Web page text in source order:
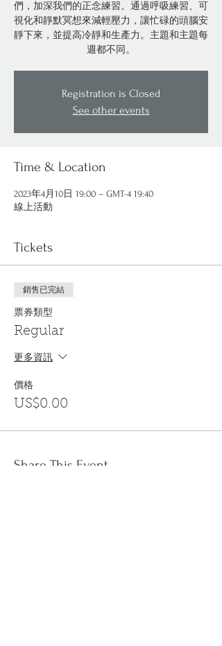
們，加深我們的正念練習。通過呼吸練習、可
視化和靜默冥想來減輕壓力，讓忙碌的頭腦安
靜下來，並提高冷靜和生產力。主題和主題每
週都不同。
Registration is Closed
See other events
Time & Location
2023年4月10日 19:00 – GMT-4 19:40
線上活動
Tickets
銷售已完結
票券類型
Regular
更多資訊
價格
US$0.00
Share This Event